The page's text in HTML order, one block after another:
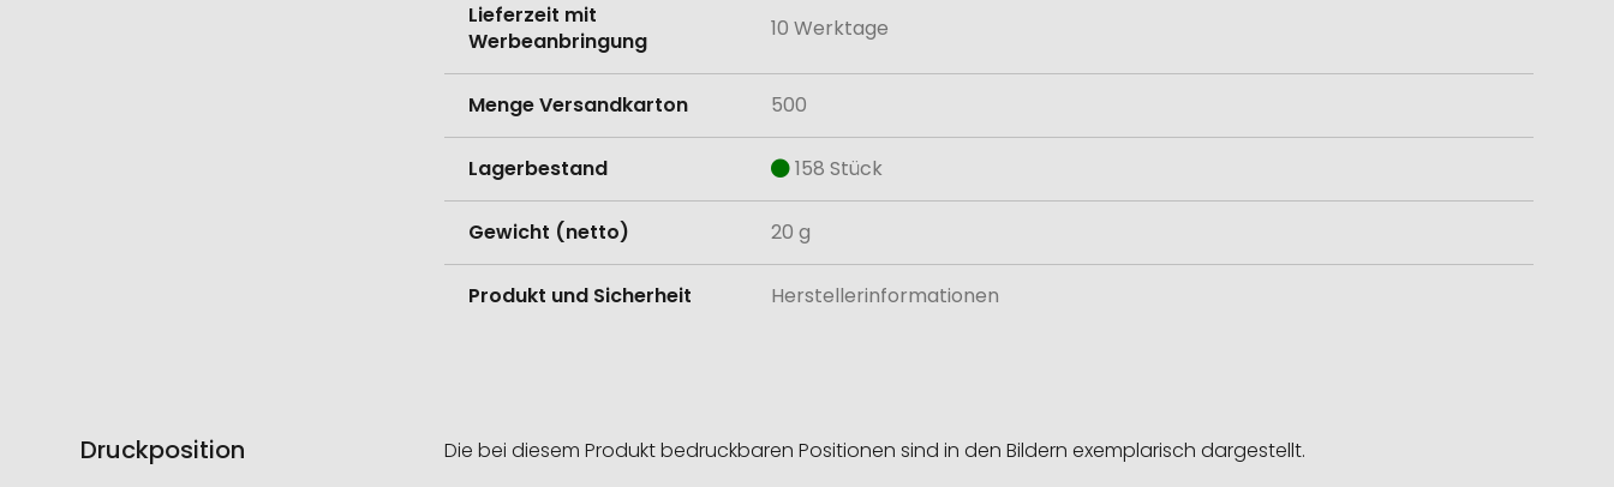
Lieferzeit mit
Werbeanbringung
10 Werktage
Menge Versandkarton 500
Lagerbestand 158 Stück
Gewicht (netto) 20 g
Produkt und Sicherheit Herstellerinformationen
Druckposition Die bei diesem Produkt bedruckbaren Positionen sind in den Bildern exemplarisch dargestellt.